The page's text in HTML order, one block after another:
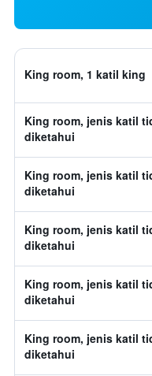
King room, 1 katil king
King room, jenis katil
diketahui
King room, jenis katil
diketahui
King room, jenis katil
diketahui
King room, jenis katil
diketahui
King room, jenis katil
diketahui